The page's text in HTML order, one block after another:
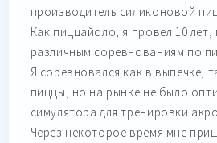
производитель силиконовой
Как пиццайоло, я провел 10 лет,
различным соревнованиям по
Я соревновался как в выпечке,
пиццы, но на рынке не было
симулятора для тренировки
Через некоторое время мне